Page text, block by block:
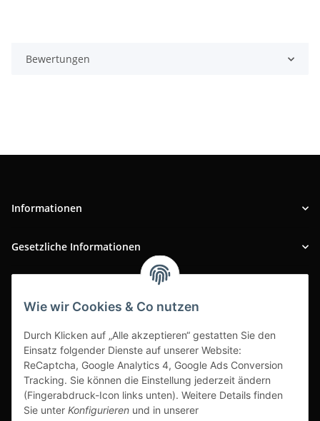
Wie wir Cookies & Co nutzen
Durch Klicken auf „Alle akzeptieren“ gestatten Sie den
Einsatz folgender Dienste auf unserer Website:
ReCaptcha, Google Analytics 4, Google Ads Conversion
Tracking. Sie können die Einstellung jederzeit ändern
(Fingerabdruck-Icon links unten). Weitere Details finden
Sie unter Konfigurieren und in unserer
Bewertungen
Informationen
Gesetzliche Informationen